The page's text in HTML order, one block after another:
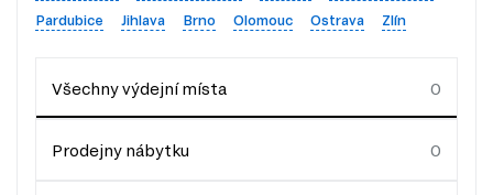
Pardubice
Jihlava Brno Olomouc Ostrava Zlín
Všechny výdejní místa
Prodejny nábytku